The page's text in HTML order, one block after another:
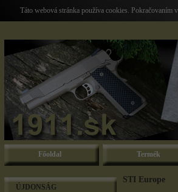
Táto webová stránka používa cookies. Pokračovaním
Főoldal Termék
ÚJDONSÁG
STI Europe